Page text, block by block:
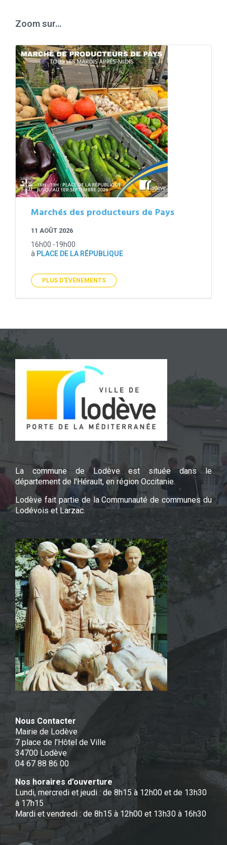
Zoom sur…
Marchés des producteurs de Pays
11 AOÛT 2026
16h00 -19h00
à PLACE DE LA RÉPUBLIQUE
PLUS D'ÉVÉNEMENTS
La commune de Lodève est située dans le
département de l'Hérault, en région Occitanie.
Lodève fait partie de la Communauté de communes du
Lodévois et Larzac.
Nous Contacter
Mairie de Lodève
7 place de l'Hôtel de Ville
34700 Lodève
04 67 88 86 00
Nos horaires d’ouverture
Lundi, mercredi et jeudi : de 8h15 à 12h00 et de 13h30
à 17h15
Mardi et vendredi : de 8h15 à 12h00 et 13h30 à 16h30